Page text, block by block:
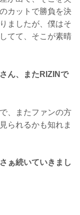
カットで勝負を決
ましたが、僕はそ
てて、そこが素晴
ん、またRIZINで
、またファンの方
られるかも知れま
ぁ続いていきまし